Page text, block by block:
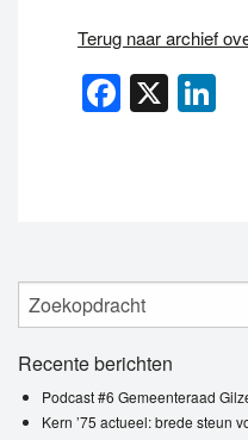
Terug naar archief
X
Recente berichten
Podcast #6 Gemeenteraad
Kern ’75 actueel: brede steun